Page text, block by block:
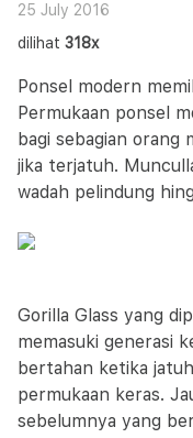
25 July 2016
dilihat 318x
Ponsel modern
Permukaan ponsel
bagi sebagian orang
jika terjatuh.
wadah pelindung
Gorilla Glass yang
memasuki generasi
bertahan ketika
permukaan keras.
sebelumnya yang